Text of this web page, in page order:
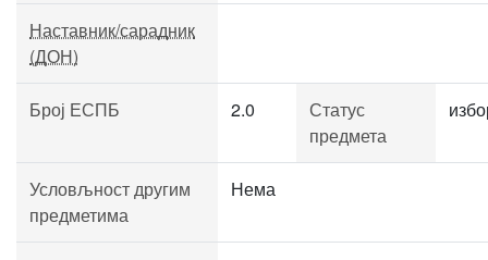
Наставник/сарадник
(ДОН)
Број ЕСПБ 2.0
Статус
предмета
Условљност другим
предметима
Нема